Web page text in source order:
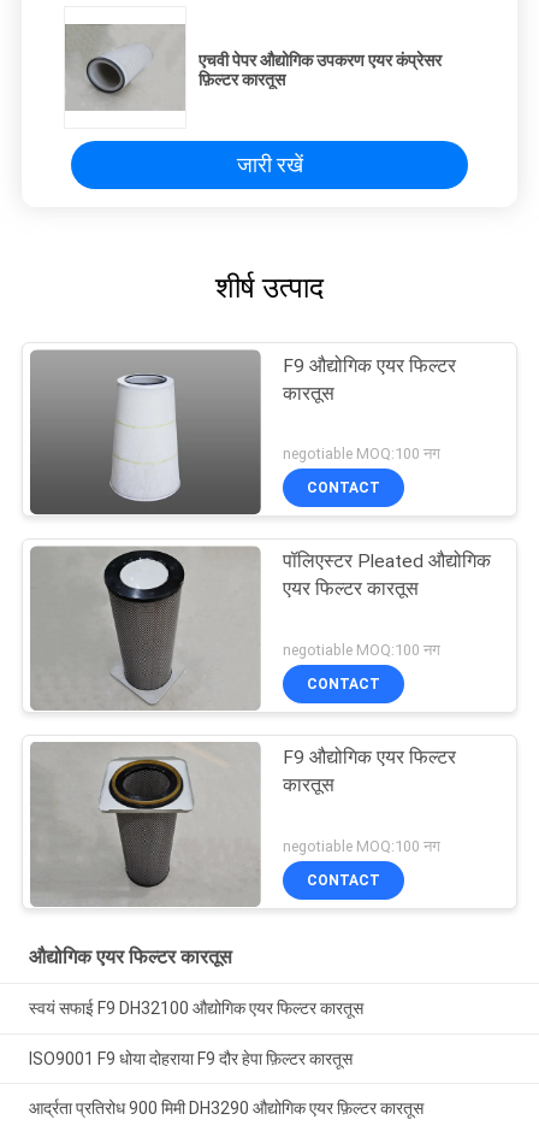
एचवी पेपर औद्योगिक उपकरण एयर कंप्रेसर
फ़िल्टर कारतूस
जारी रखें
शीर्ष उत्पाद
F9 औद्योगिक एयर फिल्टर
कारतूस
negotiable MOQ:100 नग
CONTACT
पॉलिएस्टर Pleated औद्योगिक
एयर फिल्टर कारतूस
negotiable MOQ:100 नग
CONTACT
F9 औद्योगिक एयर फिल्टर
कारतूस
negotiable MOQ:100 नग
CONTACT
औद्योगिक एयर फिल्टर कारतूस
स्वयं सफाई F9 DH32100 औद्योगिक एयर फिल्टर कारतूस
ISO9001 F9 धोया दोहराया F9 दौर हेपा फ़िल्टर कारतूस
आर्द्रता प्रतिरोध 900 मिमी DH3290 औद्योगिक एयर फ़िल्टर कारतूस